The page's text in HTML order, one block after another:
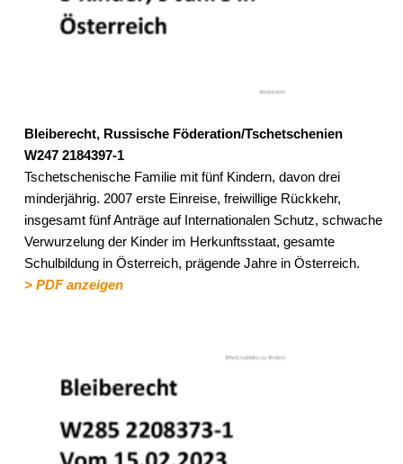
Bleiberecht, Russische Föderation/Tschetschenien
W247 2184397-1
Tschetschenische Familie mit fünf Kindern, davon drei
minderjährig. 2007 erste Einreise, freiwillige Rückkehr,
insgesamt fünf Anträge auf Internationalen Schutz, schwache
Verwurzelung der Kinder im Herkunftsstaat, gesamte
Schulbildung in Österreich, prägende Jahre in Österreich.
> PDF anzeigen